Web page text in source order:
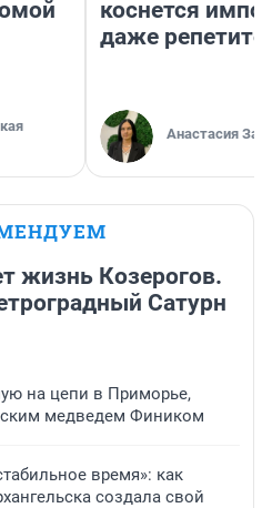
коснется
даже
Анастасия
жизнь Козерогов.
Сатурн
на цепи в Приморье,
медведем Фиником
время»: как
создала свой